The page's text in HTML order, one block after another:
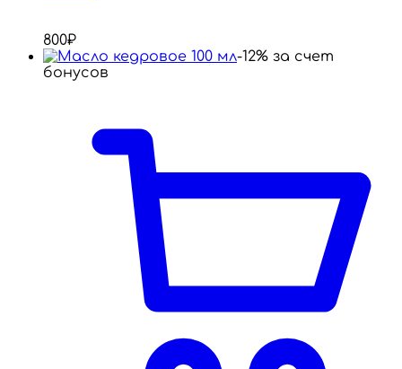
800₽
-12% за счет
бонусов